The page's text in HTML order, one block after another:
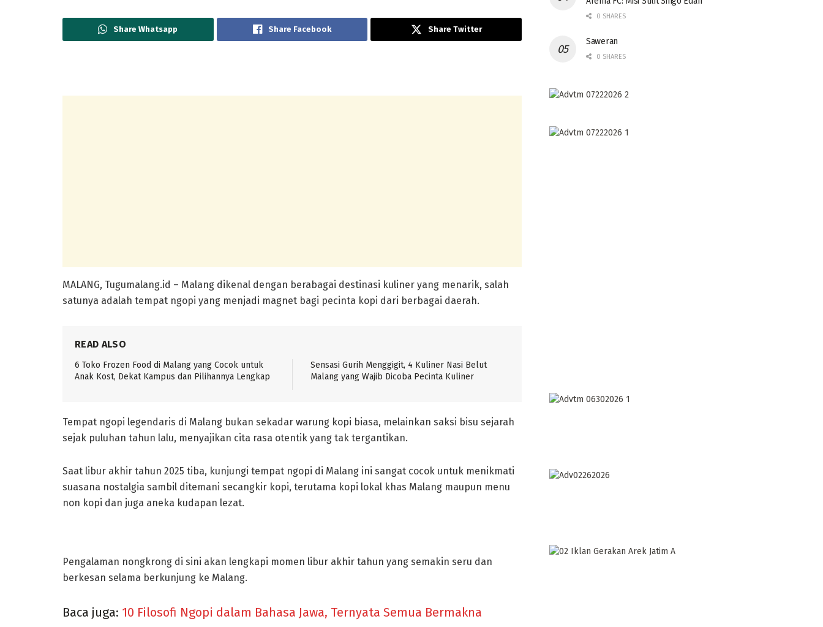
Share Whatsapp Share Facebook Share Twitter
MALANG, Tugumalang.id – Malang dikenal dengan berabagai destinasi kuliner yang menarik, salah
satunya adalah tempat ngopi yang menjadi magnet bagi pecinta kopi dari berbagai daerah.
READ ALSO
6 Toko Frozen Food di Malang yang Cocok untuk
Anak Kost, Dekat Kampus dan Pilihannya Lengkap
Sensasi Gurih Menggigit, 4 Kuliner Nasi Belut
Malang yang Wajib Dicoba Pecinta Kuliner
Tempat ngopi legendaris di Malang bukan sekadar warung kopi biasa, melainkan saksi bisu sejarah
sejak puluhan tahun lalu, menyajikan cita rasa otentik yang tak tergantikan.
Saat libur akhir tahun 2025 tiba, kunjungi tempat ngopi di Malang ini sangat cocok untuk menikmati
suasana nostalgia sambil ditemani secangkir kopi, terutama kopi lokal khas Malang maupun menu
non kopi dan juga aneka kudapan lezat.
Pengalaman nongkrong di sini akan lengkapi momen libur akhir tahun yang semakin seru dan
berkesan selama berkunjung ke Malang.
Baca juga: 10 Filosofi Ngopi dalam Bahasa Jawa, Ternyata Semua Bermakna
0 SHARES
Saweran
0 SHARES